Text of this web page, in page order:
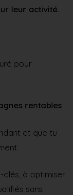
leur activité.
pour
rentables
et que tu
clés, à optimiser
sans